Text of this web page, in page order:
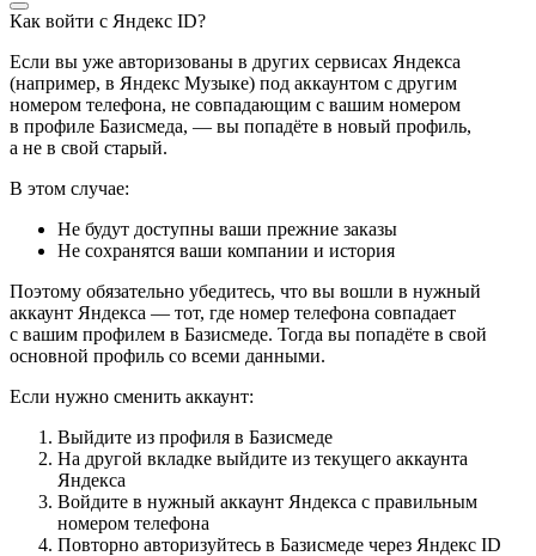
Как войти с Яндекс ID?
Если вы уже авторизованы в других сервисах Яндекса
(например, в Яндекс Музыке) под аккаунтом с другим
номером телефона, не совпадающим с вашим номером
в профиле Базисмеда, — вы попадёте в новый профиль,
а не в свой старый.
В этом случае:
Не будут доступны ваши прежние заказы
Не сохранятся ваши компании и история
Поэтому обязательно убедитесь, что вы вошли в нужный
аккаунт Яндекса — тот, где номер телефона совпадает
с вашим профилем в Базисмеде. Тогда вы попадёте в свой
основной профиль со всеми данными.
Если нужно сменить аккаунт:
Выйдите из профиля в Базисмеде
На другой вкладке выйдите из текущего аккаунта
Яндекса
Войдите в нужный аккаунт Яндекса с правильным
номером телефона
Повторно авторизуйтесь в Базисмеде через Яндекс ID